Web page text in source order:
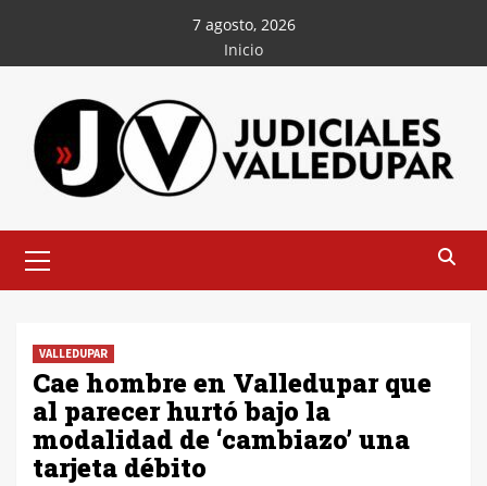
contenido
7 agosto, 2026
Inicio
principal
VALLEDUPAR
Cae hombre en Valledupar que
al parecer hurtó bajo la
modalidad de ‘cambiazo’ una
tarjeta débito